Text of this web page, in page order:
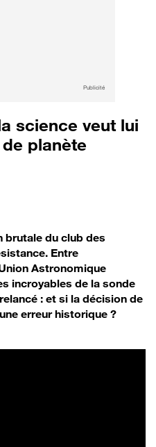
Publicité
science veut lui
planète
brutale du club des
Entre
Astronomique
incroyables de la sonde
: et si la décision de
erreur historique ?